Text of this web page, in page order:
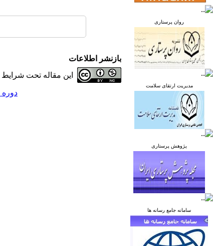
روان پرستاری
مدیریت ارتقای سلامت
پژوهش پرستاری
سامانه جامع رسانه ها
بازنشر اطلاعات
این مقاله تحت شرایط
دوره 14، شماره 1 - ( فروردین و اردیبهشت 1404 )